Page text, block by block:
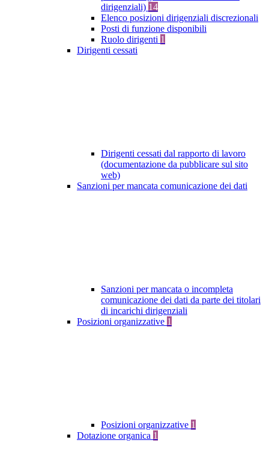
dirigenziali) 14
Elenco posizioni dirigenziali discrezionali
Posti di funzione disponibili
Ruolo dirigenti 1
Dirigenti cessati
Dirigenti cessati dal rapporto di lavoro
(documentazione da pubblicare sul sito
web)
Sanzioni per mancata comunicazione dei dati
Sanzioni per mancata o incompleta
comunicazione dei dati da parte dei titolari
di incarichi dirigenziali
Posizioni organizzative 1
Posizioni organizzative 1
Dotazione organica 1